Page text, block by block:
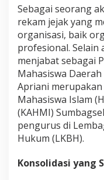
Sebagai seorang
rekam jejak yang
organisasi, baik
profesional. Selain
menjabat sebagai
Mahasiswa
Apriani
Mahasiswa Islam
(KAHMI)
pengurus di
Hukum (LKBH).
Konsolidasi yang